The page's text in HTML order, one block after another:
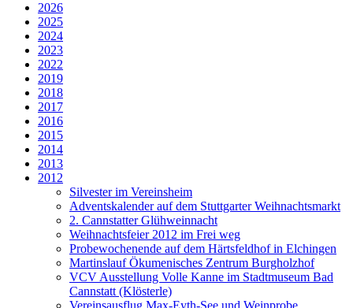
2026
2025
2024
2023
2022
2019
2018
2017
2016
2015
2014
2013
2012
Silvester im Vereinsheim
Adventskalender auf dem Stuttgarter Weihnachtsmarkt
2. Cannstatter Glühweinnacht
Weihnachtsfeier 2012 im Frei weg
Probewochenende auf dem Härtsfeldhof in Elchingen
Martinslauf Ökumenisches Zentrum Burgholzhof
VCV Ausstellung Volle Kanne im Stadtmuseum Bad
Cannstatt (Klösterle)
Vereinsausflug Max-Eyth-See und Weinprobe